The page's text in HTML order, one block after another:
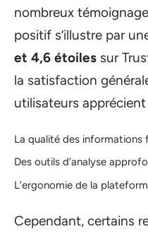
nombreux
positif s’illustre par
et 4,6 étoiles sur
la satisfaction
utilisateurs
La qualité des informations
Des outils d’analyse
L’ergonomie de la
Cependant, certains